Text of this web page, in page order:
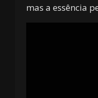
mas a essência